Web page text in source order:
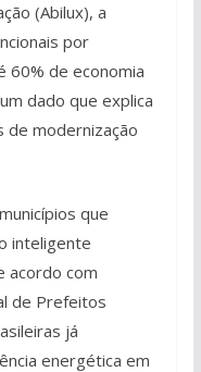
(Abilux), a
por
60% de economia
dado que explica
de modernização
que
inteligente
acordo com
de Prefeitos
já
energética em